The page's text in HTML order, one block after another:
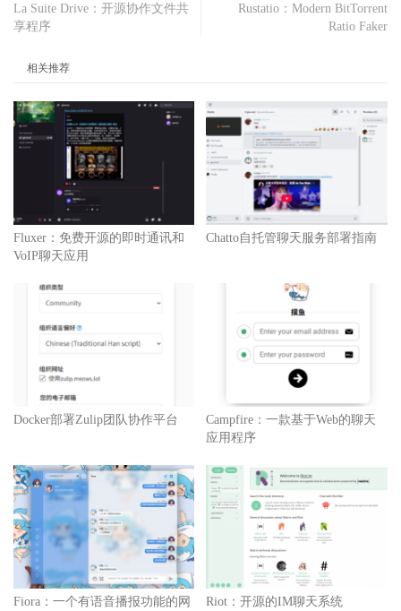
La Suite Drive：开源协作文件共
享程序
Rustatio：Modern BitTorrent
Ratio Faker
相关推荐
Fluxer：免费开源的即时通讯和
VoIP聊天应用
Chatto自托管聊天服务部署指南
Docker部署Zulip团队协作平台
Campfire：一款基于Web的聊天
应用程序
Fiora：一个有语音播报功能的网
Riot：开源的IM聊天系统